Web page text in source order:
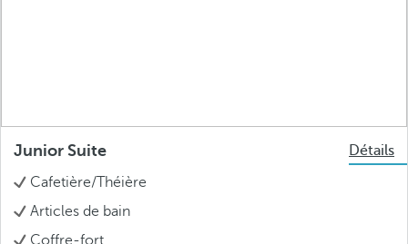
Junior Suite
Détails
Cafetière/Théière
Articles de bain
Coffre-fort